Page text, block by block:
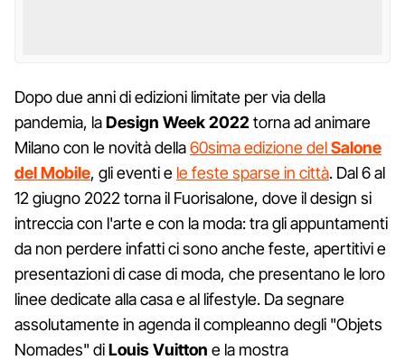
Dopo due anni di edizioni limitate per via della
pandemia, laDesign Week2022torna ad animare
Milano con le novità della60sima edizione delSalone
del Mobile, gli eventi e le feste sparse in città. Dal 6 al
12 giugno 2022 torna il Fuorisalone, dove il design si
intreccia con l'arte e con la moda: tra gli appuntamenti
da non perdere infatti ci sono anche feste, apertitivi e
presentazioni di case di moda, che presentano le loro
linee dedicate alla casa e al lifestyle. Da segnare
assolutamente in agenda il compleanno degli "Objets
Nomades" diLouis Vuitton e la mostra